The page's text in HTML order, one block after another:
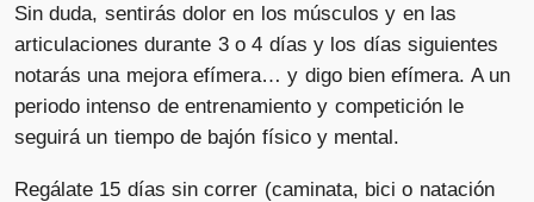
Sin duda, sentirás dolor en los músculos y en las
articulaciones durante 3 o 4 días y los días siguientes
notarás una mejora efímera… y digo bien efímera. A un
periodo intenso de entrenamiento y competición le
seguirá un tiempo de bajón físico y mental.
Regálate 15 días sin correr (caminata, bici o natación